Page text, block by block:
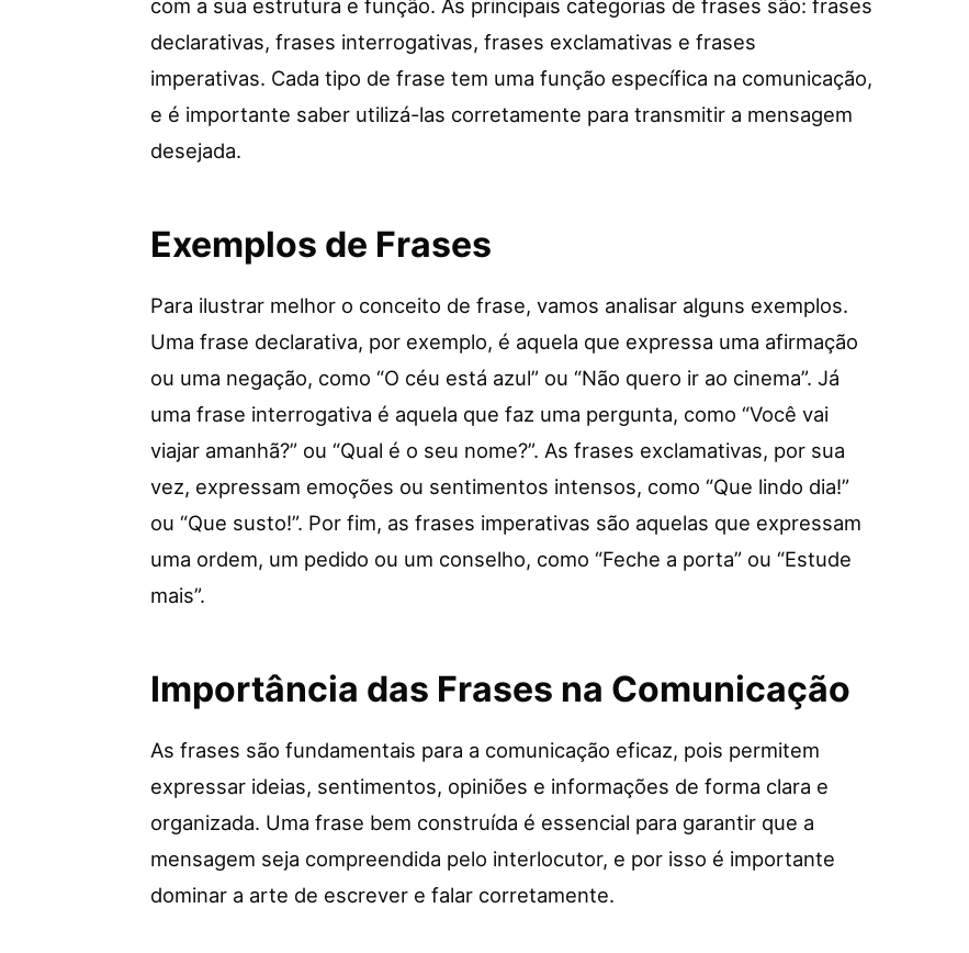
com a sua estrutura e função. As principais categorias de frases são: frases
declarativas, frases interrogativas, frases exclamativas e frases
imperativas. Cada tipo de frase tem uma função específica na comunicação,
e é importante saber utilizá-las corretamente para transmitir a mensagem
desejada.
Exemplos de Frases
Para ilustrar melhor o conceito de frase, vamos analisar alguns exemplos.
Uma frase declarativa, por exemplo, é aquela que expressa uma afirmação
ou uma negação, como “O céu está azul” ou “Não quero ir ao cinema”. Já
uma frase interrogativa é aquela que faz uma pergunta, como “Você vai
viajar amanhã?” ou “Qual é o seu nome?”. As frases exclamativas, por sua
vez, expressam emoções ou sentimentos intensos, como “Que lindo dia!”
ou “Que susto!”. Por fim, as frases imperativas são aquelas que expressam
uma ordem, um pedido ou um conselho, como “Feche a porta” ou “Estude
mais”.
Importância das Frases na Comunicação
As frases são fundamentais para a comunicação eficaz, pois permitem
expressar ideias, sentimentos, opiniões e informações de forma clara e
organizada. Uma frase bem construída é essencial para garantir que a
mensagem seja compreendida pelo interlocutor, e por isso é importante
dominar a arte de escrever e falar corretamente.